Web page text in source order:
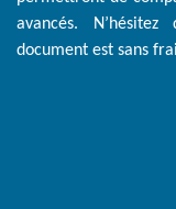
avancés.
document est sans